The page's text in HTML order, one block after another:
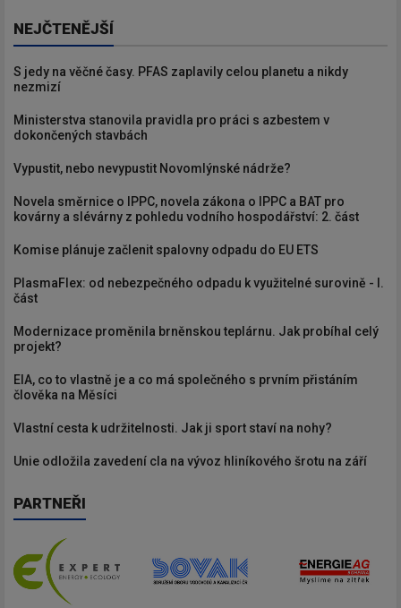
NEJČTENĚJŠÍ
S jedy na věčné časy. PFAS zaplavily celou planetu a nikdy
nezmizí
Ministerstva stanovila pravidla pro práci s azbestem v
dokončených stavbách
Vypustit, nebo nevypustit Novomlýnské nádrže?
Novela směrnice o IPPC, novela zákona o IPPC a BAT pro
kovárny a slévárny z pohledu vodního hospodářství: 2. část
Komise plánuje začlenit spalovny odpadu do EU ETS
PlasmaFlex: od nebezpečného odpadu k využitelné surovině - I.
část
Modernizace proměnila brněnskou teplárnu. Jak probíhal celý
projekt?
EIA, co to vlastně je a co má společného s prvním přistáním
člověka na Měsíci
Vlastní cesta k udržitelnosti. Jak ji sport staví na nohy?
Unie odložila zavedení cla na vývoz hliníkového šrotu na září
PARTNEŘI